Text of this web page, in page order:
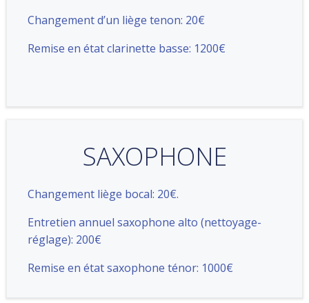
Changement d’un liège tenon: 20€
Remise en état clarinette basse: 1200€
SAXOPHONE
Changement liège bocal: 20€.
Entretien annuel saxophone alto (nettoyage-
réglage): 200€
Remise en état saxophone ténor: 1000€